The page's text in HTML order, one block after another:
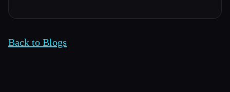
Back to Blogs